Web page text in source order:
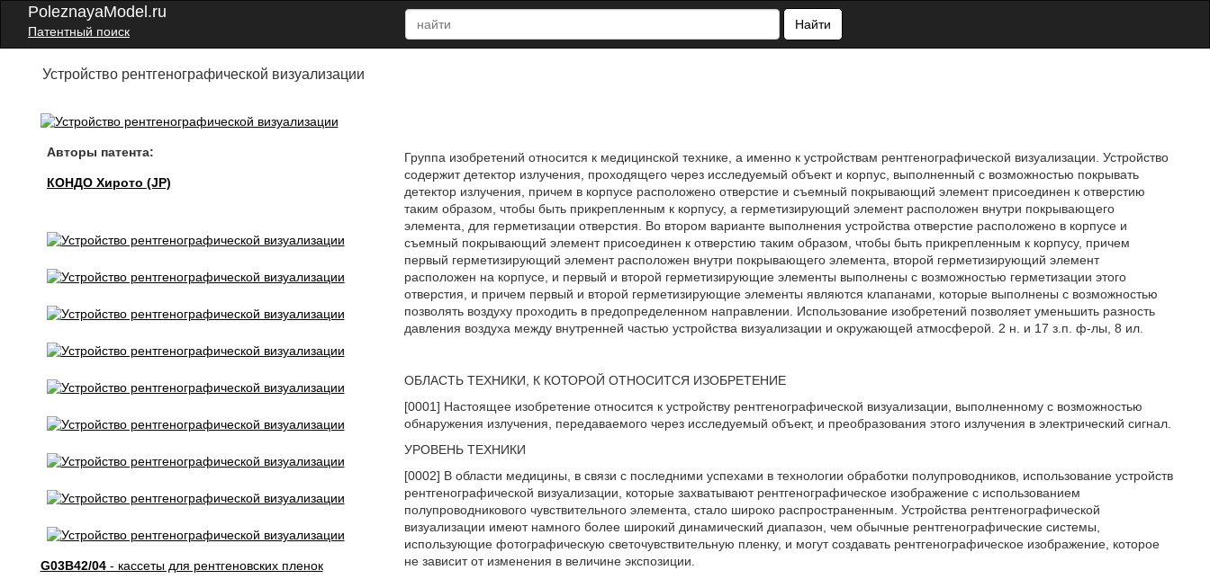
PoleznayaModel.ru
Патентный поиск
Найти
Устройство рентгенографической визуализации
Авторы патента:
КОНДО Хирото (JP)
G03B42/04- кассеты для рентгеновских пленок
Группа изобретений относится к медицинской технике, а именно к устройствам рентгенографической визуализации. Устройство
содержит детектор излучения, проходящего через исследуемый объект и корпус, выполненный с возможностью покрывать
детектор излучения, причем в корпусе расположено отверстие и съемный покрывающий элемент присоединен к отверстию
таким образом, чтобы быть прикрепленным к корпусу, а герметизирующий элемент расположен внутри покрывающего
элемента, для герметизации отверстия. Во втором варианте выполнения устройства отверстие расположено в корпусе и
съемный покрывающий элемент присоединен к отверстию таким образом, чтобы быть прикрепленным к корпусу, причем
первый герметизирующий элемент расположен внутри покрывающего элемента, второй герметизирующий элемент
расположен на корпусе, и первый и второй герметизирующие элементы выполнены с возможностью герметизации этого
отверстия, и причем первый и второй герметизирующие элементы являются клапанами, которые выполнены с возможностью
позволять воздуху проходить в предопределенном направлении. Использование изобретений позволяет уменьшить разность
давления воздуха между внутренней частью устройства визуализации и окружающей атмосферой. 2 н. и 17 з.п. ф-лы, 8 ил.
ОБЛАСТЬ ТЕХНИКИ, К КОТОРОЙ ОТНОСИТСЯ ИЗОБРЕТЕНИЕ
[0001] Настоящее изобретение относится к устройству рентгенографической визуализации, выполненному с возможностью
обнаружения излучения, передаваемого через исследуемый объект, и преобразования этого излучения в электрический сигнал.
УРОВЕНЬ ТЕХНИКИ
[0002] В области медицины, в связи с последними успехами в технологии обработки полупроводников, использование устройств
рентгенографической визуализации, которые захватывают рентгенографическое изображение с использованием
полупроводникового чувствительного элемента, стало широко распространенным. Устройства рентгенографической
визуализации имеют намного более широкий динамический диапазон, чем обычные рентгенографические системы,
использующие фотографическую светочувствительную пленку, и могут создавать рентгенографическое изображение, которое
не зависит от изменения в величине экспозиции.